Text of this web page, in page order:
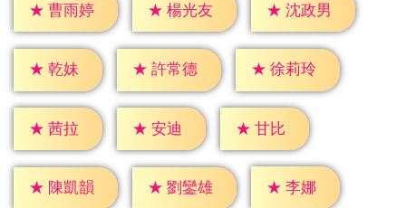
★ 曹雨婷 ★ 楊光友 ★ 沈政男
★ 乾妹 ★ 許常德 ★ 徐莉玲
★ 茜拉 ★ 安迪 ★ 甘比
★ 陳凱韻 ★ 劉鑾雄 ★ 李娜